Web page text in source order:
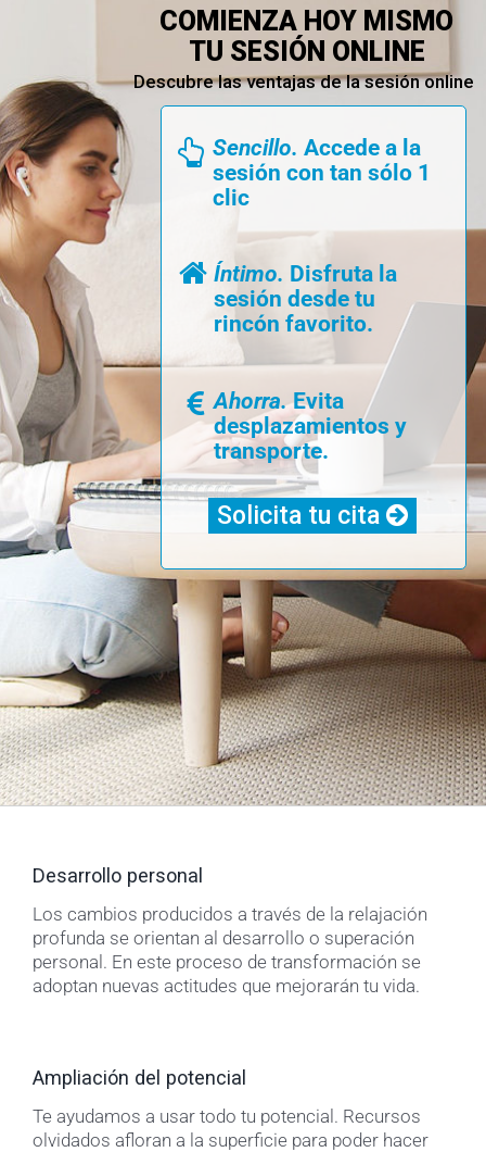
Solicita tu cita
Sencillo. Accede a la
sesión con tan sólo 1
clic
Íntimo. Disfruta la
sesión desde tu
rincón favorito.
Ahorra.Evita
desplazamientos y
transporte.
COMIENZA HOY MISMO
TU SESIÓN ONLINE
Descubre las ventajas de la sesión online
Desarrollo personal
Los cambios producidos a través de la relajación
profunda se orientan al desarrollo o superación
personal. En este proceso de transformación se
adoptan nuevas actitudes que mejorarán tu vida.
Ampliación del potencial
Te ayudamos a usar todo tu potencial. Recursos
olvidados afloran a la superficie para poder hacer